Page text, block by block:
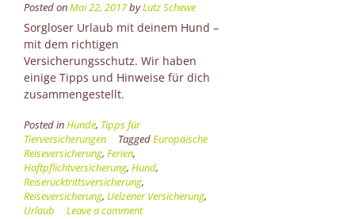
Posted onMai 22, 2017byLutz Schewe
Sorgloser Urlaub mit deinem Hund –
mit dem richtigen
Versicherungsschutz. Wir haben
einige Tipps und Hinweise für dich
zusammengestellt.
Posted inHunde, Tipps für
Tierversicherungen
TaggedEuropäische
Reiseversicherung, Ferien,
Haftpflichtversicherung, Hund,
Reiserücktrittsversicherung,
Reiseversicherung, Uelzener Versicherung,
Urlaub
Leave a comment